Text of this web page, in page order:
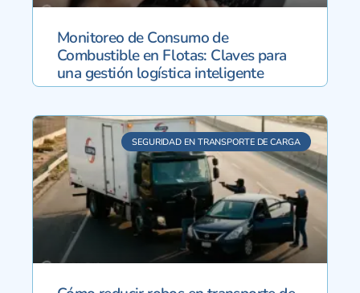
Monitoreo de Consumo de
Combustible en Flotas: Claves para
una gestión logística inteligente
SEGURIDAD EN TRANSPORTE DE CARGA